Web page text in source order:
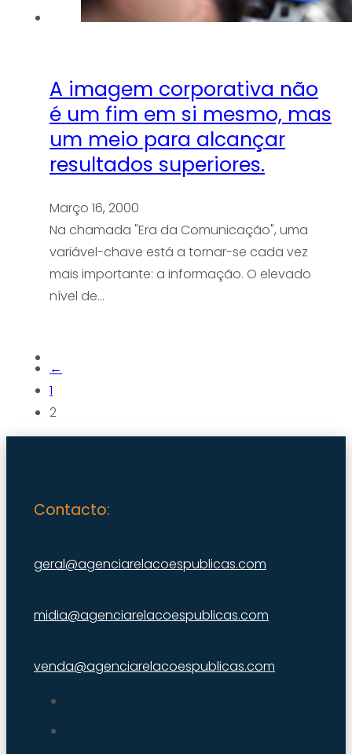
A imagem corporativa não
é um fim em si mesmo, mas
um meio para alcançar
resultados superiores.
Março 16, 2000
Na chamada "Era da Comunicação", uma
variável-chave está a tornar-se cada vez
mais importante: a informação. O elevado
nível de…
←
1
2
Contacto:
geral@agenciarelacoespublicas.com
midia@agenciarelacoespublicas.com
venda@agenciarelacoespublicas.com